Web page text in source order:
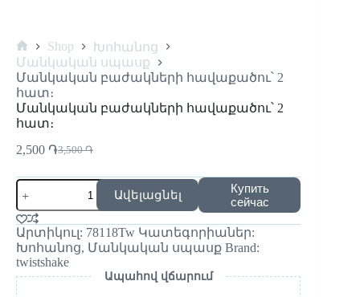
Shop
Խոհանոց
Մանկական սպասք
Մանկական բաժակների հավաքածու՝ 2
հատ։
Մանկական բաժակների հավաքածու՝ 2
հատ։
3,500֏
2,500 ֏
Ավելացնել
Купить
сейчас
Արտիկուլ: 78118Tw Կատեգորիաներ:
Խոհանոց, Մանկական սպասք Brand:
twistshake
Ապահով վճարում